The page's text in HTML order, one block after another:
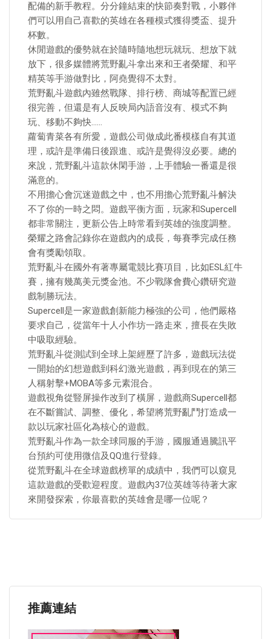
配備的新手教程。分分鐘結束的快節奏對戰，小夥伴
們可以用自己喜歡的英雄在各種模式獲得獎盃、提升
杯數。
休閒遊戲的優勢就在於隨時隨地想玩就玩、想放下就
放下，很多媒體將荒野亂斗拿出來和王者榮耀、和平
精英等手游做對比，阿堯覺得不太對。
荒野亂斗遊戲內雖然戰隊、排行榜、商城等配置已經
很完善，但還是有人反映局內語音沒有、模式不夠
玩、移動不夠快……
蘿蔔青菜各有所愛，遊戲公司做成此番模樣自有其道
理，或許是準備日後跟進、或許是覺得沒必要。總的
來說，荒野亂斗這款休閑手游，上手體驗一番還是很
滿意的。
不用擔心會沉迷遊戲之中，也不用擔心荒野亂斗解決
不了你的一時之悶。遊戲平衡方面，玩家和Supercell
都非常關注，更新公告上時常看到英雄的強度調整。
榮耀之路會記錄你在遊戲內的成長，每賽季完成任務
會有獎勵領取。
荒野亂斗在國外有著專屬電競比賽項目，比如ESL紅牛
賽，擁有幾萬美元獎金池。不少戰隊會費心鑽研究遊
戲制勝玩法。
Supercell是一家遊戲創新能力極強的公司，他們嚴格
要求自己，從當年十人小作坊一路走來，擅長在失敗
中吸取經驗。
荒野亂斗從測試到全球上架經歷了許多，遊戲玩法從
一開始的幻想遊戲到科幻激光遊戲，再到現在的第三
人稱射擊+MOBA等多元素混合。
遊戲視角從豎屏操作改到了橫屏，遊戲商Supercell都
在不斷嘗試、調整、優化，希望將荒野亂鬥打造成一
款以玩家社區化為核心的遊戲。
荒野亂斗作為一款全球同服的手游，國服通過騰訊平
台預約可使用微信及QQ進行登錄。
從荒野亂斗在全球遊戲榜單的成績中，我們可以窺見
這款遊戲的受歡迎程度。遊戲內37位英雄等待著大家
來開發探索，你最喜歡的英雄會是哪一位呢？
推薦連結